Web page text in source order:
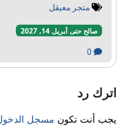
متجر معيقل
صالح حتى أبريل 14, 2027
0
اترك رد
يجب أنت تكون مسجل الدخول